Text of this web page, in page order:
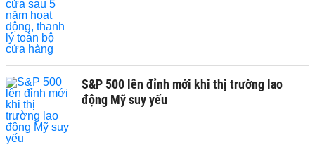
S&P 500 lên đỉnh mới khi thị trường lao
động Mỹ suy yếu